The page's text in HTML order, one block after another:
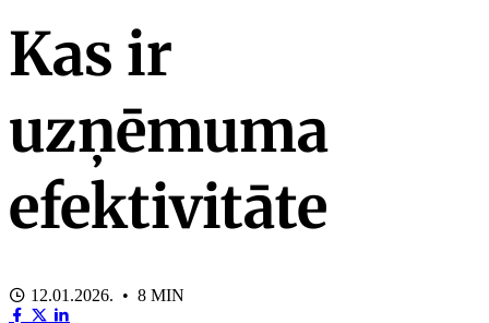
Kas ir
uzņēmuma
efektivitāte
12.01.2026. • 8 MIN